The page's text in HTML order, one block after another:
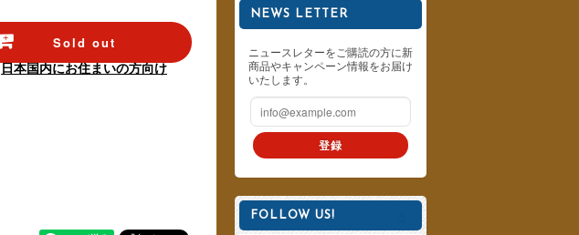
Sold out
日本国内にお住まいの方向け
NEWS LETTER
ニュースレターをご購読の方に新
商品やキャンペーン情報をお届け
いたします。
登録
FOLLOW US!